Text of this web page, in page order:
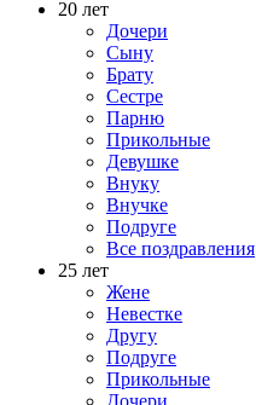
20 лет
Дочери
Сыну
Брату
Сестре
Парню
Прикольные
Девушке
Внуку
Внучке
Подруге
Все поздравления
25 лет
Жене
Невестке
Другу
Подруге
Прикольные
Дочери